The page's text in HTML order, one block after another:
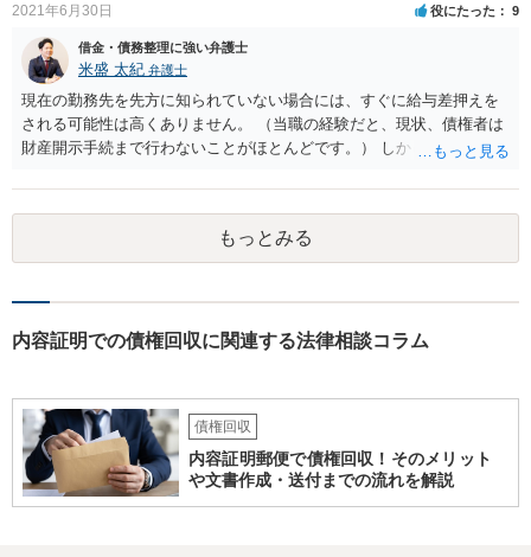
2021年6月30日 役にたった 9
借金・債務整理に強い弁護士
米盛 太紀 弁護士
現在の勤務先を先方に知られていない場合には、すぐに給与差押えを
される可能性は高くありません。 （当職の経験だと、現状、債権者は
財産開示手続まで行わないことがほとんどです。） しかしながら、一
況です。 そのため、分割払いが困難ということであれば破産や個人再
生も検討した方が良いと思います。 もっとも、無視をし続けたとして
も、刑事罰に問われることはありませんので、その点はご安心くださ
い。 どのような手続きを行うかは、相談者様の現在の生活状況等によ
もっとみる
内容証明での債権回収に関連する法律相談コラム
債権回収
内容証明郵便で債権回収！そのメリット
や文書作成・送付までの流れを解説